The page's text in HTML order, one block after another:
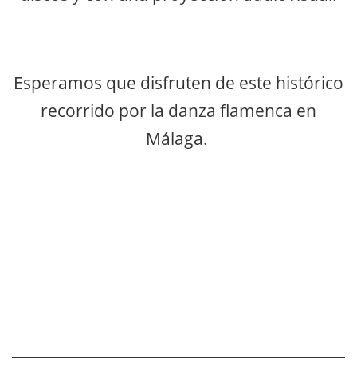
Esperamos que disfruten de este histórico
recorrido por la danza flamenca en
Málaga.